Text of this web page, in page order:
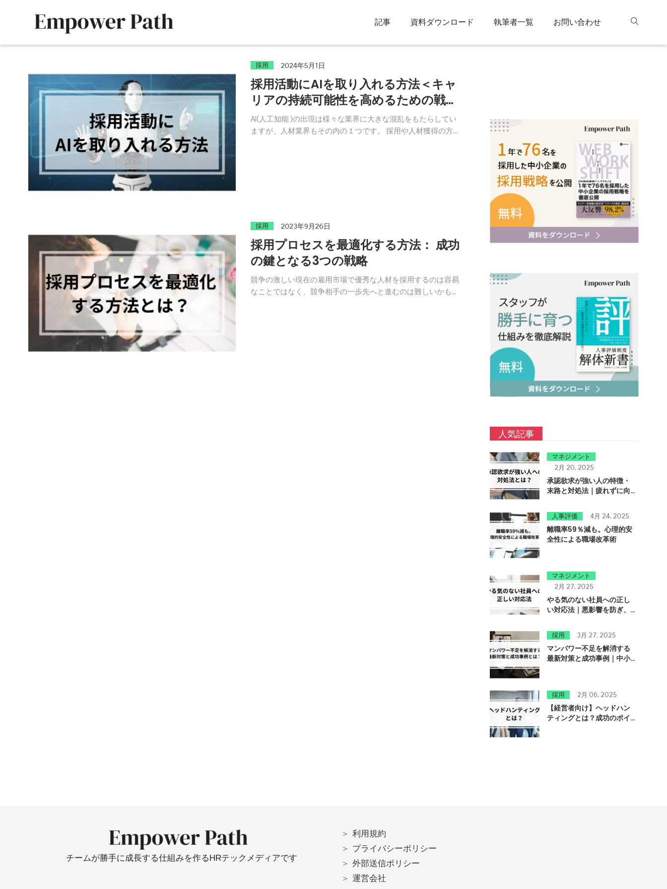
記事 資料ダウンロード 執筆者一覧 お問い合わせ
採用 2024年5月1日
採用活動にAIを取り入れる方法＜キャ
リアの持続可能性を高めるための戦略
＞
AI(人工知能 )の出現は様々な業界に大きな混乱をもたらしてい
ますが、人材業界もその内の１つです。 採用や人材獲得の方
採用 2023年9月26日
採用プロセスを最適化する方法： 成功
の鍵となる3つの戦略
競争の激しい現在の雇用市場で優秀な人材を採用するのは容易
なことではなく、競争相手の一歩先へと進むのは難しいかもし
人気記事
マネジメント
2月 20, 2025
承認欲求が強い人の特徴・
末路と対処法｜疲れずに向
人事評価 4月 24, 2025
離職率59％減も。心理的安
全性による職場改革術
マネジメント
2月 27, 2025
やる気のない社員への正し
い対応法｜悪影響を防ぎ、
採用 3月 27, 2025
マンパワー不足を解消する
最新対策と成功事例｜中小
採用 2月 06, 2025
【経営者向け】ヘッドハン
ティングとは？成功のポイ
チームが勝手に成長する仕組みを作るHRテックメディアです
＞ 利用規約
＞ プライバシーポリシー
＞ 外部送信ポリシー
＞ 運営会社